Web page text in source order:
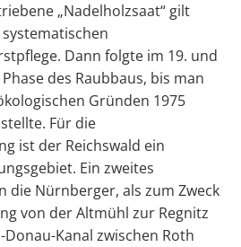
„Nadelholzsaat“ gilt
Dann folgte im 19. und
des Raubbaus, bis man
Gründen 1975
Für die
ist der Reichswald ein
Ein zweites
die Nürnberger, als zum Zweck
von der Altmühl zur Regnitz
Kanal zwischen Roth